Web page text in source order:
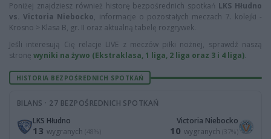
Poniżej znajdziesz również historę bezpośrednich spotkań LKS Hłudno
vs. Victoria Niebocko, informacje o pozostałych meczach 7. kolejki -
Krosno > Klasa B, gr. II oraz aktualną tabelę rozgrywek.
Jeśli interesują Cię relacje LIVE z meczów piłki nożnej, sprawdź naszą
stronę wyniki na żywo (Ekstraklasa, 1 liga, 2 liga oraz 3 i 4 liga).
HISTORIA BEZPOŚREDNICH SPOTKAŃ
BILANS · 27 BEZPOŚREDNICH SPOTKAŃ
LKS Hłudno
13 wygranych (48%)
Victoria Niebocko
10 wygranych (37%)